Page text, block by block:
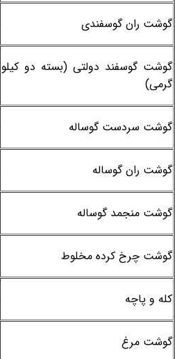
گوشت ران گوسفندی
گوشت گوسفند دولتی (بسته دو کیلو
گرمی)
گوشت سردست گوساله
گوشت ران گوساله
گوشت منجمد گوساله
گوشت چرخ کرده مخلوط
کله و پاچه
گوشت مرغ